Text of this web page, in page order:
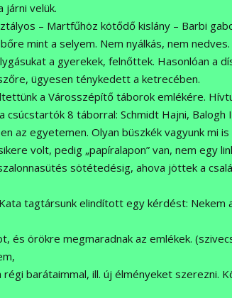
járni velük.
– Martfűhöz kötődő kislány – Barbi
mint a selyem. Nem nyálkás, nem
a gyerekek, felnőttek. Hasonlóan a
ügyesen ténykedett a ketrecében.
a Városszépítő táborok emlékére.
csúcstartók 8 táborral: Schmidt Hajni,
az egyetemen. Olyan büszkék vagyunk mi
volt, pedig „papíralapon” van, nem egy
sötétedésig, ahova jöttek a
tagtársunk elindított egy kérdést:
és örökre megmaradnak az emlékek.
barátaimmal, ill. új élményeket szerezni.